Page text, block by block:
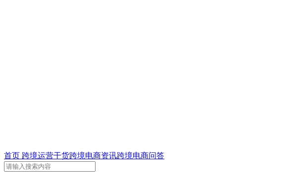
首页 跨境运营干货跨境电商资讯跨境电商问答